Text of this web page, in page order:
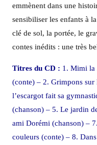
emmènent dans une
sensibiliser les enfants à
clé de sol, la portée, le
contes inédits : une très
Titres du CD : 1. Mimi la
(conte) – 2. Grimpons
l’escargot fait sa
(chanson) – 5. Le jardin
ami Dorémi (chanson) –
couleurs (conte) – 8.